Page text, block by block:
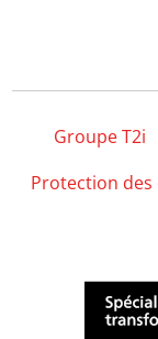
Groupe T2i
Protection des